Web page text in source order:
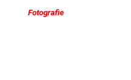
Fotografie